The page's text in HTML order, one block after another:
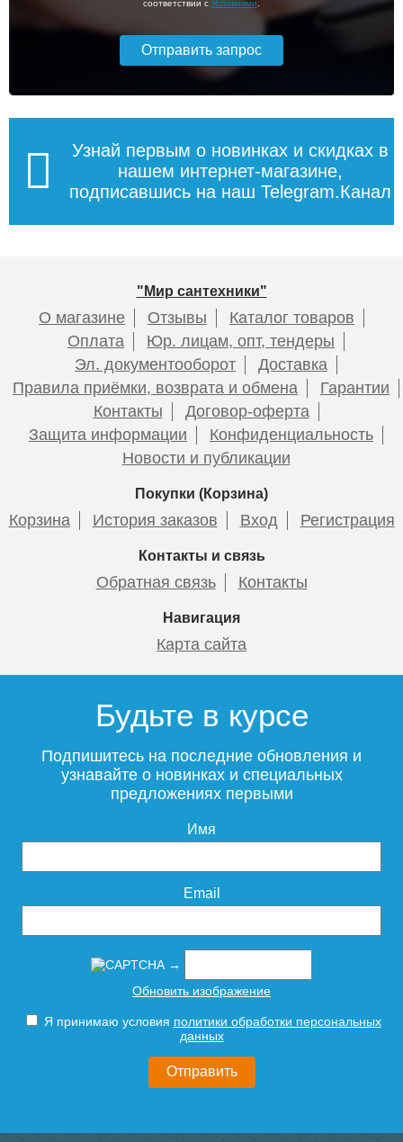
соответствии с Условиями
Узнай первым о новинках и скидках в
нашем интернет-магазине,
подписавшись на наш Telegram.Канал
"Мир сантехники"
О магазине Отзывы
Каталог товаров
Оплата
Юр. лицам, опт, тендеры
Эл. документооборот
Доставка
Правила приёмки, возврата и обмена
Гарантии
Контакты
Договор-оферта
Защита информации
Конфиденциальность
Новости и публикации
Покупки (Корзина)
Корзина История заказов Вход Регистрация
Контакты и связь
Обратная связь Контакты
Навигация
Карта сайта
Будьте в курсе
Подпишитесь на последние обновления и
узнавайте о новинках и специальных
предложениях первыми
Имя
Email
→
Обновить изображение
Я принимаю условия политики обработки персональных
данных